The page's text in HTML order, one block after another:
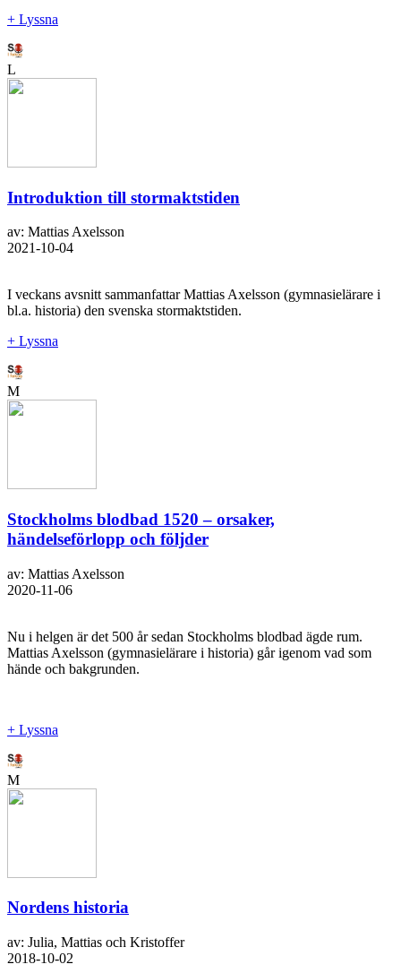
+ Lyssna
L
Introduktion till stormaktstiden
av: Mattias Axelsson
2021-10-04
I veckans avsnitt sammanfattar Mattias Axelsson (gymnasielärare i
bl.a. historia) den svenska stormaktstiden.
+ Lyssna
M
Stockholms blodbad 1520 – orsaker,
händelseförlopp och följder
av: Mattias Axelsson
2020-11-06
Nu i helgen är det 500 år sedan Stockholms blodbad ägde rum.
Mattias Axelsson (gymnasielärare i historia) går igenom vad som
hände och bakgrunden.
+ Lyssna
M
Nordens historia
av: Julia, Mattias och Kristoffer
2018-10-02